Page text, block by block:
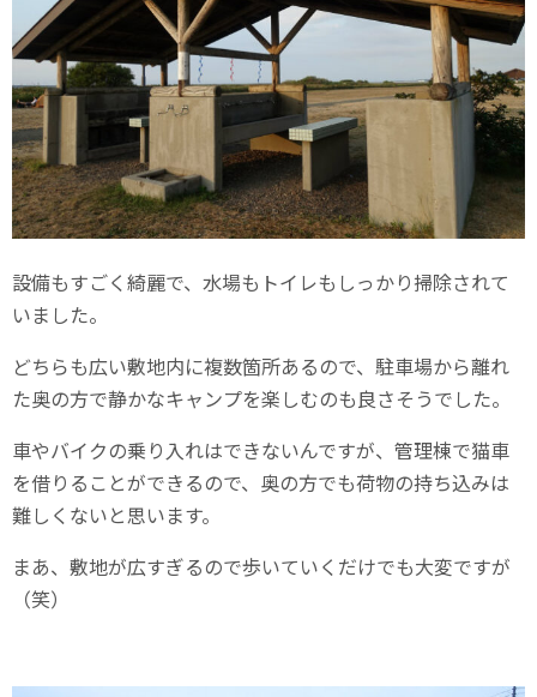
設備もすごく綺麗で、水場もトイレもしっかり掃除されて
いました。
どちらも広い敷地内に複数箇所あるので、駐車場から離れ
た奥の方で静かなキャンプを楽しむのも良さそうでした。
車やバイクの乗り入れはできないんですが、管理棟で猫車
を借りることができるので、奥の方でも荷物の持ち込みは
難しくないと思います。
まあ、敷地が広すぎるので歩いていくだけでも大変ですが
（笑）